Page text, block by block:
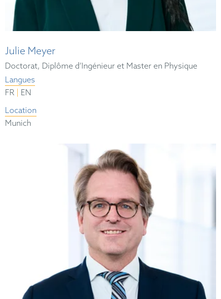
Julie Meyer
Doctorat, Diplôme d’Ingénieur et Master en Physique
Langues
FR
EN
Location
Munich